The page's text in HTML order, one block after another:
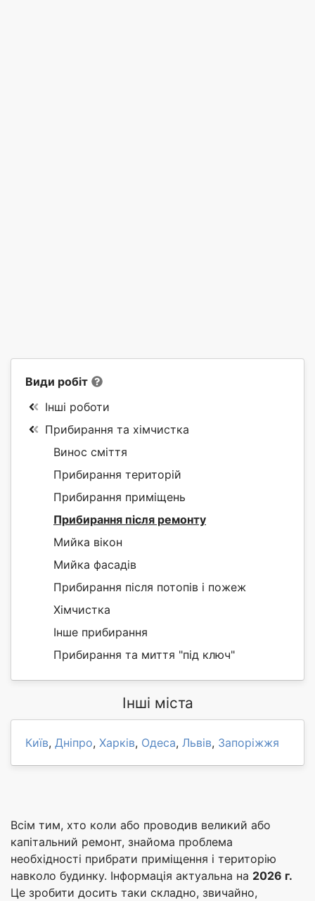
Види робіт
Інші роботи
Прибирання та хімчистка
Винос сміття
Прибирання територій
Прибирання приміщень
Прибирання після ремонту
Мийка вікон
Мийка фасадів
Прибирання після потопів і пожеж
Хімчистка
Інше прибирання
Прибирання та миття "під ключ"
Інші міста
Київ, Дніпро, Харків, Одеса, Львів, Запоріжжя
Всім тим, хто коли або проводив великий або
капітальний ремонт, знайома проблема
необхідності прибрати приміщення і територію
навколо будинку. Інформація актуальна на 2026 г.
Це зробити досить таки складно, звичайно,